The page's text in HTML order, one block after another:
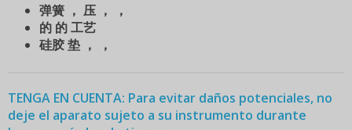
弹簧 ， 压 ， ，
的 的 工艺
硅胶 垫 ， ，
TENGA EN CUENTA: Para evitar daños potenciales, no
deje el aparato sujeto a su instrumento durante